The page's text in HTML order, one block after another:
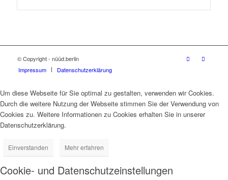
© Copyright - nüüd.berlin
Impressum
Datenschutzerklärung
Um diese Webseite für Sie optimal zu gestalten, verwenden wir Cookies.
Durch die weitere Nutzung der Webseite stimmen Sie der Verwendung von
Cookies zu. Weitere Informationen zu Cookies erhalten Sie in unserer
Datenschutzerklärung.
Einverstanden Mehr erfahren
Cookie- und Datenschutzeinstellungen